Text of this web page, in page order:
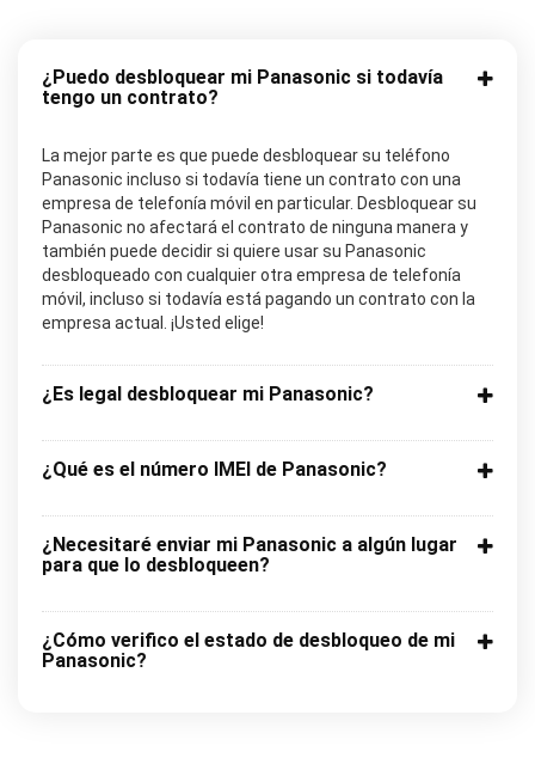
¿Puedo desbloquear mi Panasonic si todavía
tengo un contrato?
La mejor parte es que puede desbloquear su teléfono
Panasonic incluso si todavía tiene un contrato con una
empresa de telefonía móvil en particular. Desbloquear su
Panasonic no afectará el contrato de ninguna manera y
también puede decidir si quiere usar su Panasonic
desbloqueado con cualquier otra empresa de telefonía
móvil, incluso si todavía está pagando un contrato con la
empresa actual. ¡Usted elige!
¿Es legal desbloquear mi Panasonic?
¿Qué es el número IMEI de Panasonic?
¿Necesitaré enviar mi Panasonic a algún lugar
para que lo desbloqueen?
¿Cómo verifico el estado de desbloqueo de mi
Panasonic?